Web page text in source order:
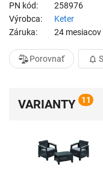
PN kód
258976
Výrobca
Keter
Záruka
24 mesiacov
Porovnať
VARIANTY 11